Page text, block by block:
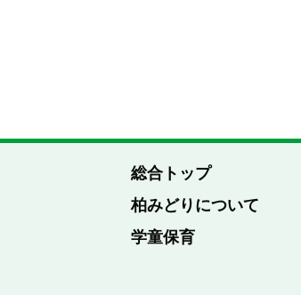
総合トップ
柏みどりについて
学童保育